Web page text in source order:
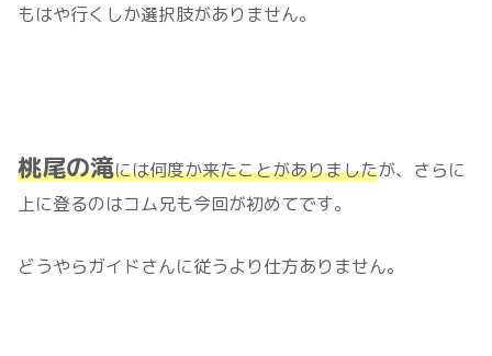
もはや行くしか選択肢がありません。
桃尾の滝には何度か来たことがありましたが、さらに
上に登るのはコム兄も今回が初めてです。
どうやらガイドさんに従うより仕方ありません。